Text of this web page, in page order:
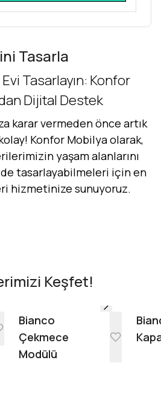
Tasarla
Tasarlayın: Konfor
Dijital Destek
karar vermeden önce artık
Konfor Mobilya olarak,
yaşam alanlarını
tasarlayabilmeleri için en
hizmetinize sunuyoruz.
Evinde Gör + ARKeşfet!
Bianco
Çekmece
Modülü